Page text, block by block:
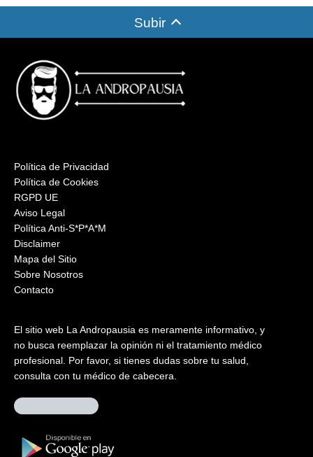
Subir
Política de Privacidad
Política de Cookies
RGPD UE
Aviso Legal
Política Anti-S*P*A*M
Disclaimer
Mapa del Sitio
Sobre Nosotros
Contacto
El sitio web La Andropausia es meramente informativo, y
no busca reemplazar la opinión ni el tratamiento médico
profesional. Por favor, si tienes dudas sobre tu salud,
consulta con tu médico de cabecera.